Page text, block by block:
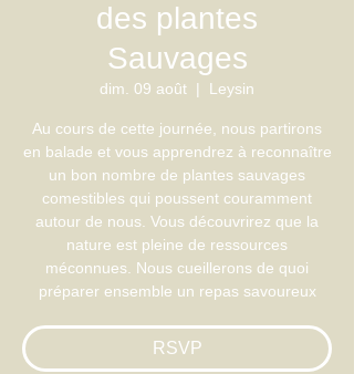
des plantes
Sauvages
dim. 09 août
  |
Leysin
Au cours de cette journée, nous partirons
en balade et vous apprendrez à reconnaître
un bon nombre de plantes sauvages
comestibles qui poussent couramment
autour de nous. Vous découvrirez que la
nature est pleine de ressources
méconnues. Nous cueillerons de quoi
préparer ensemble un repas savoureux
RSVP